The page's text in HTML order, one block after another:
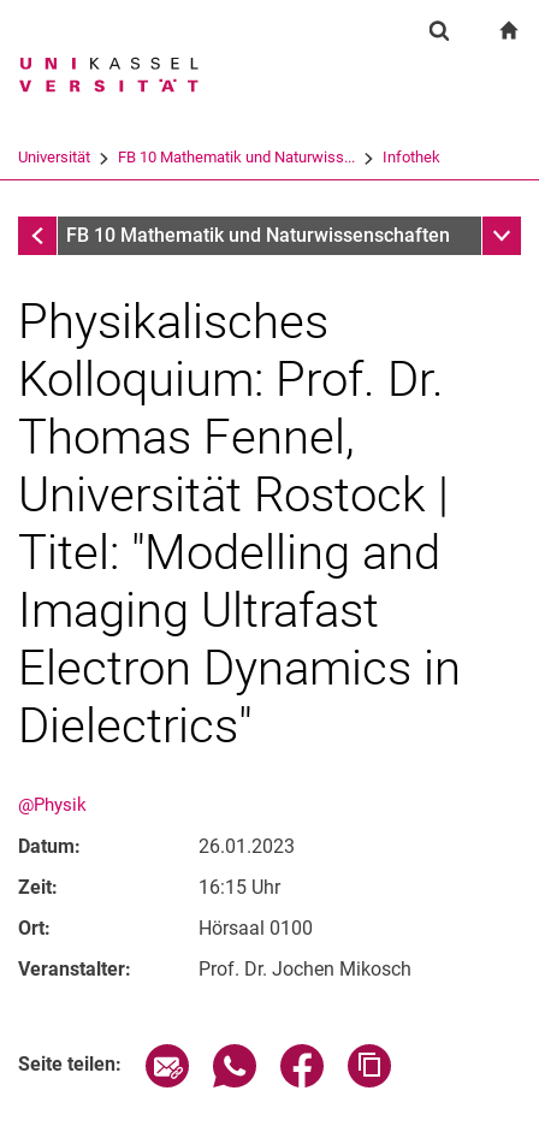
Springe direkt zu: Inhalt
Springe direkt zu: Suche
Springe direkt zu:
Suchbegriff
Suchen (öffnet externen Link in einem
Universität FB 10 Mathematik und Naturwiss... Infothek
InfothekFB 10 Mathematik und Naturwissenschaften
Physikalisches
Kolloquium: Prof. Dr.
Thomas Fennel,
Universität Rostock |
Titel: "Modelling and
Imaging Ultrafast
Electron Dynamics in
Dielectrics"
@Physik
Datum:
26.01.2023
Zeit:
16:15 Uhr
Ort:
Hörsaal 0100
Veranstalter:
Prof. Dr. Jochen Mikosch
Seite teilen: Seite über E-Mail teilen
Seite über WhatsApp teilen
Seite über Facebook